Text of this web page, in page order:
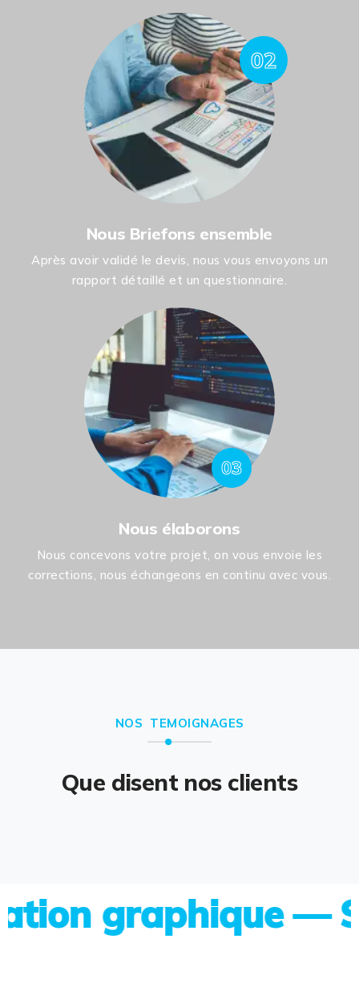
02
Nous Briefons ensemble
Après avoir validé le devis, nous vous envoyons un
rapport détaillé et un questionnaire.
03
Nous élaborons
Nous concevons votre projet, on vous envoie les
corrections, nous échangeons en continu avec vous.
NOS TEMOIGNAGES
Que disent nos clients
graphique —